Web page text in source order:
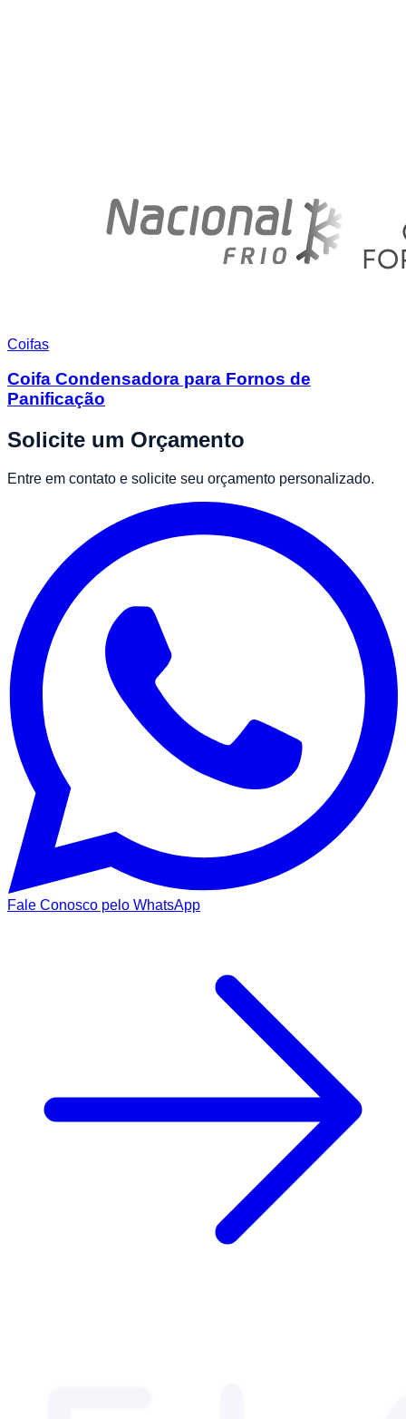
Coifas
Coifa Condensadora para Fornos de
Panificação
Solicite um Orçamento
Entre em contato e solicite seu orçamento personalizado.
Fale Conosco pelo WhatsApp